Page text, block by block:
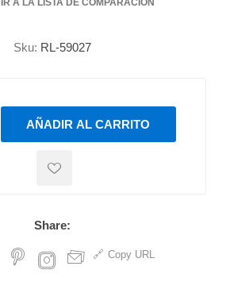
A LA LISTA DE COMPARACIÓN
Sku: RL-59027
AÑADIR AL CARRITO
Share:
Copy URL